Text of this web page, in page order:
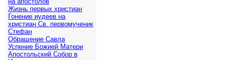
Жизнь первых христиан
Гонение иудеев на
христиан Св. первомученик
Стефан
Обращение Савла
Успение Божией Матери
Апостольский Собор в